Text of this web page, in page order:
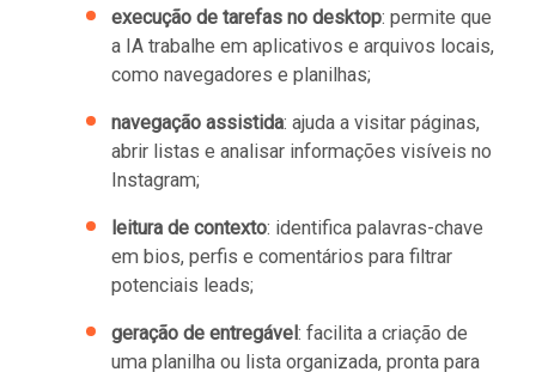
execução de tarefas no desktop: permite que
a IA trabalhe em aplicativos e arquivos locais,
como navegadores e planilhas;
navegação assistida: ajuda a visitar páginas,
abrir listas e analisar informações visíveis no
Instagram;
leitura de contexto: identifica palavras-chave
em bios, perfis e comentários para filtrar
potenciais leads;
geração de entregável: facilita a criação de
uma planilha ou lista organizada, pronta para